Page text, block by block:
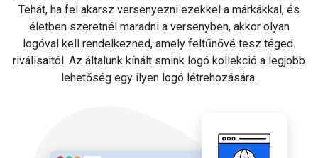
Tehát, ha fel akarsz versenyezni ezekkel a márkákkal, és
életben szeretnél maradni a versenyben, akkor olyan
logóval kell rendelkezned, amely feltűnővé tesz téged.
riválisaitól. Az általunk kínált smink logó kollekció a legjobb
lehetőség egy ilyen logó létrehozására.